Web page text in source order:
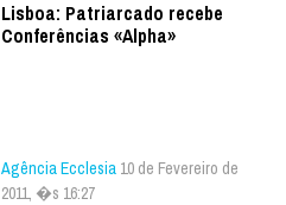
Lisboa: Patriarcado recebe
Conferências «Alpha»
Agência Ecclesia 10 de Fevereiro de
2011, �s 16:27